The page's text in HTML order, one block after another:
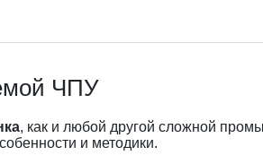
ЧПУ
, как и любой другой сложной
и методики.